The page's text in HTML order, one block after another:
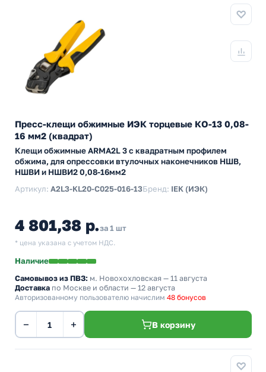
Пресс-клещи обжимные ИЭК торцевые КО-13 0,08-
16 мм2 (квадрат)
Клещи обжимные ARMA2L 3 с квадратным профилем
обжима, для опрессовки втулочных наконечников НШВ,
НШВИ и НШВИ2 0,08-16мм2
Артикул: A2L3-KL20-C025-016-13Бренд: IEK (ИЭК)
4 801,38 р.за 1 шт
* цена указана с учетом НДС.
Наличие
Самовывоз из ПВЗ: м. Новохохловская — 11 августа
Доставка по Москве и области — 12 августа
Авторизованному пользователю начислим 48 бонусов
− + В корзину